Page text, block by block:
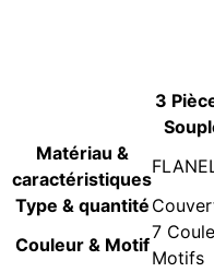
3
Matériau &
caractéristiques
Type & quantité
Couleur & Motif
7
Motifs